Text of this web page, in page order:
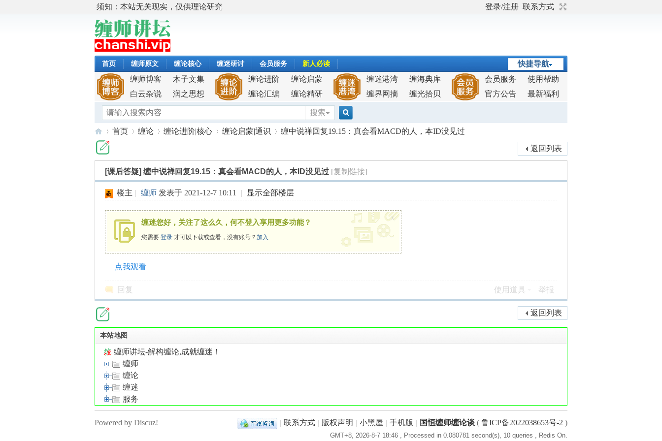
须知：本站无关现实，仅供理论研究 登录/注册 联系方式
快捷导航
首页 缠师原文 缠论核心 缠迷研讨 会员服务 新人必读
缠师博客
木子文集
白云杂说
润之思想
缠论进阶
缠论启蒙
缠论汇编
缠论精研
缠迷港湾
缠海典库
缠界网摘
缠光拾贝
会员服务
使用帮助
官方公告
最新福利
搜索
搜
索
首页
›
缠论
›
缠论进阶|核心
›
缠论启蒙|通识
›
缠中说禅回复19.15：真会看MACD的人，本ID没见过
返回列表
[课后答疑] 缠中说禅回复19.15：真会看MACD的人，本ID没见过 [复制链接]
楼主 | 缠师 发表于 2021-12-7 10:11 | 显示全部楼层
缠迷您好，关注了这么久，何不登入享用更多功能？
您需要 登录 才可以下载或查看，没有账号？ 加入
x
点我观看
回复 使用道具 举报
返回列表
本站地图
缠师讲坛-解构缠论,成就缠迷！
缠师
缠论
缠迷
服务
| 联系方式 | 版权声明 | 小黑屋 | 手机版 | 国恒缠师缠论谈 ( 鲁ICP备2022038653号-2 )
GMT+8, 2026-8-7 18:46 , Processed in 0.080781 second(s), 10 queries , Redis On.
Powered by Discuz!